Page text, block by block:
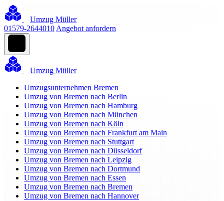
Umzug Müller
01579-2644010 Angebot anfordern
Umzug Müller
Umzugsunternehmen Bremen
Umzug von Bremen nach Berlin
Umzug von Bremen nach Hamburg
Umzug von Bremen nach München
Umzug von Bremen nach Köln
Umzug von Bremen nach Frankfurt am Main
Umzug von Bremen nach Stuttgart
Umzug von Bremen nach Düsseldorf
Umzug von Bremen nach Leipzig
Umzug von Bremen nach Dortmund
Umzug von Bremen nach Essen
Umzug von Bremen nach Bremen
Umzug von Bremen nach Hannover